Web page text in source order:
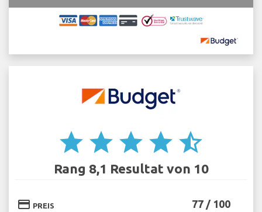
star star star star star_half
Rang 8,1 Resultat von 10
credit_card PREIS 77 / 100